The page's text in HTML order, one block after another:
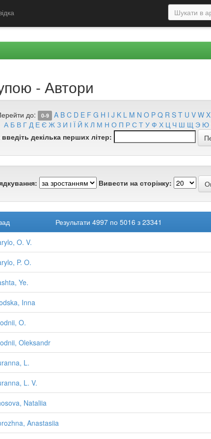
- Автори
до: 0-9 A B C D E F G H I J K L M N O P Q R S T U V W X
А Б В Г Д Е Є Ж З И І Ї Й К Л М Н О П Р С Т У Ф Х Ц Ч Ш Щ Э Ю
декілька перших літер:
Вивести на сторінку:
Результати 4997 по 5016 з 23341
O. V.
P. O.
Ye.
Inna
O.
Oleksandr
L.
L. V.
Nataliia
Anastasiia